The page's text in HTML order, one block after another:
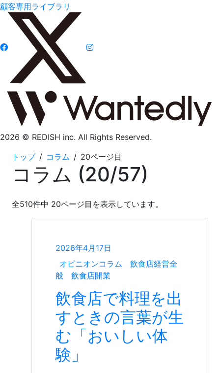
顧客専用ライブラリ
2026 © REDISH inc. All Rights Reserved.
トップ / コラム / 20ページ目
コラム (20/57)
全510件中 20ページ目を表示しています。
2026年4月17日
オピニオンコラム
飲食店経営全
般
飲食店開業
飲食店で料理を出
すときの言葉が生
む「おいしい体
験」